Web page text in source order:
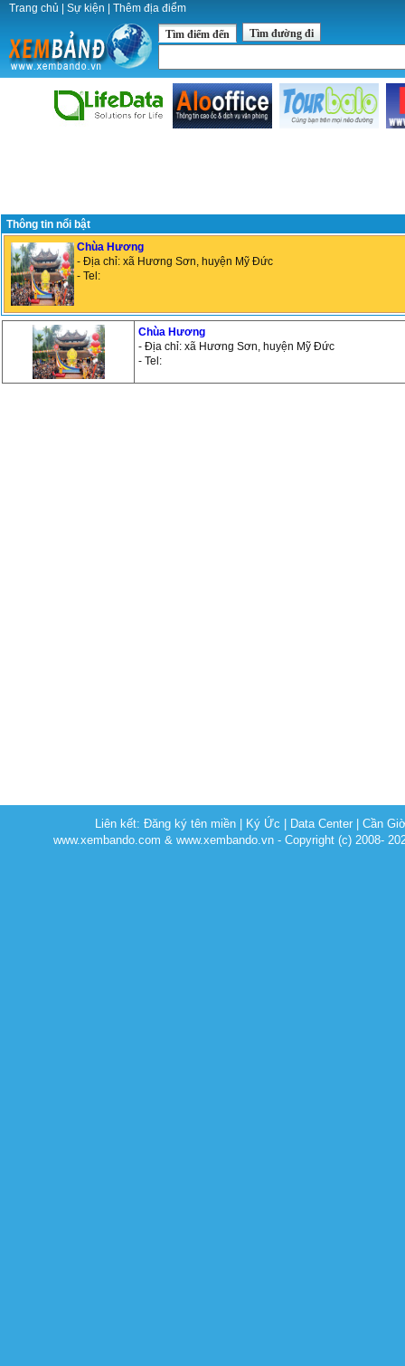
Trang chủ Sự kiện Thêm địa điểm
Tìm điểm đến Tìm đường đi
Thông tin nổi bật
Chùa Hương
- Địa chỉ: xã Hương Sơn, huyện Mỹ Đức
- Tel:
Chùa Hương
- Địa chỉ: xã Hương Sơn, huyện Mỹ Đức
- Tel:
Liên kết:Đăng ký tên miền Ký Ức Data Center |Cần
www.xembando.com & www.xembando.vn - Copyright (c) 2008-